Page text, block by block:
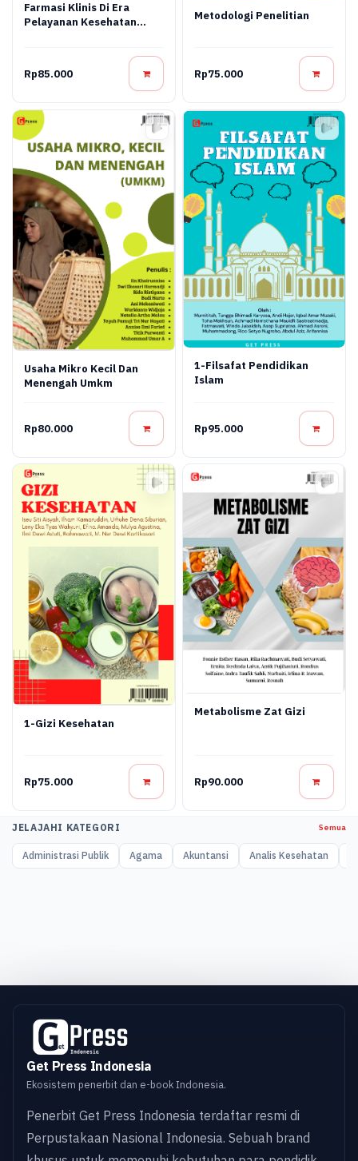
Farmasi Klinis Di Era
Pelayanan Kesehatan
Rp85.000
Metodologi Penelitian
Rp75.000
Usaha Mikro Kecil Dan
Menengah Umkm
Rp80.000
1-Filsafat Pendidikan
Islam
Rp95.000
1-Gizi Kesehatan
Rp75.000
Metabolisme Zat Gizi
Rp90.000
JELAJAHI KATEGORI Semua
Administrasi Publik Agama Akuntansi Analis Kesehatan
Get Press Indonesia
Ekosistem penerbit dan e-book Indonesia.
Penerbit Get Press Indonesia terdaftar resmi di
Perpustakaan Nasional Indonesia. Sebuah brand